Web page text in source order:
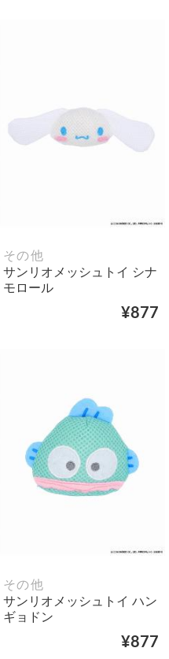
その他
サンリオメッシュトイ シナ
モロール
¥877
その他
サンリオメッシュトイ ハン
ギョドン
¥877